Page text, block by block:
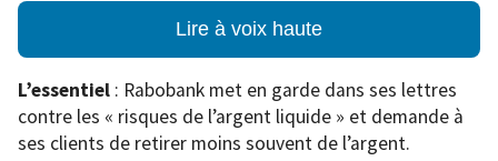
Lire à voix haute
L’essentiel : Rabobank met en garde dans ses lettres
contre les « risques de l’argent liquide » et demande à
ses clients de retirer moins souvent de l’argent.